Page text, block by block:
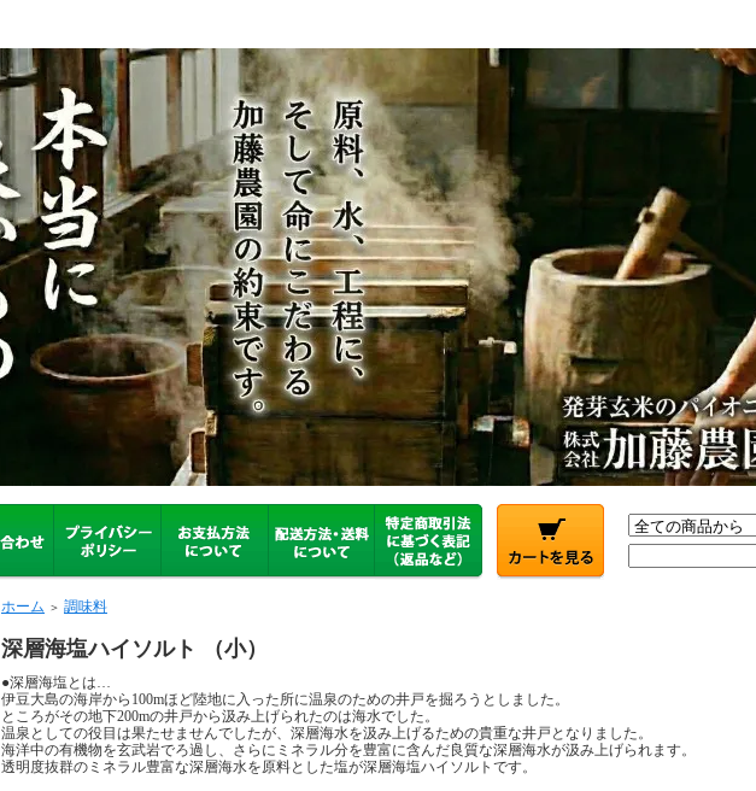
ホーム ＞ 調味料
深層海塩ハイソルト （小）
●深層海塩とは…
伊豆大島の海岸から100mほど陸地に入った所に温泉のための井戸を掘ろうとしました。
ところがその地下200mの井戸から汲み上げられたのは海水でした。
温泉としての役目は果たせませんでしたが、深層海水を汲み上げるための貴重な井戸となりました。
海洋中の有機物を玄武岩でろ過し、さらにミネラル分を豊富に含んだ良質な深層海水が汲み上げられます。
透明度抜群のミネラル豊富な深層海水を原料とした塩が深層海塩ハイソルトです。